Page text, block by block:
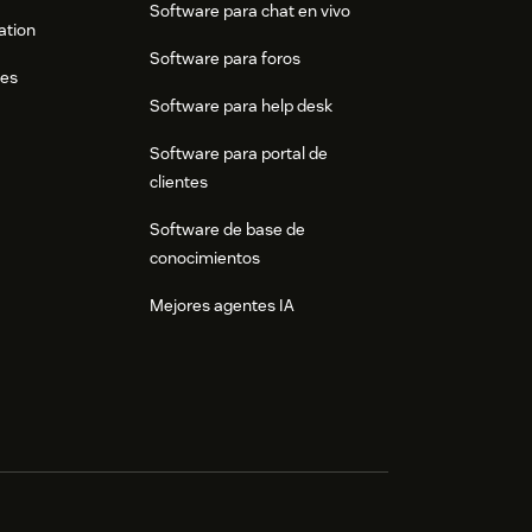
Software para chat en vivo
Software para foros
Software para help desk
Software para portal de
clientes
Software de base de
conocimientos
Mejores agentes IA